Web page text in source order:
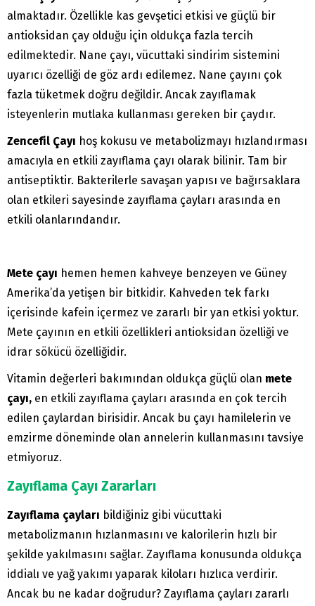
almaktadır. Özellikle kas gevşetici etkisi ve güçlü bir
antioksidan çay olduğu için oldukça fazla tercih
edilmektedir. Nane çayı, vücuttaki sindirim sistemini
uyarıcı özelliği de göz ardı edilemez. Nane çayını çok
fazla tüketmek doğru değildir. Ancak zayıflamak
isteyenlerin mutlaka kullanması gereken bir çaydır.
Zencefil Çayı hoş kokusu ve metabolizmayı hızlandırması
amacıyla en etkili zayıflama çayı olarak bilinir. Tam bir
antiseptiktir. Bakterilerle savaşan yapısı ve bağırsaklara
olan etkileri sayesinde zayıflama çayları arasında en
etkili olanlarındandır.
Mete çayı hemen hemen kahveye benzeyen ve Güney
Amerika’da yetişen bir bitkidir. Kahveden tek farkı
içerisinde kafein içermez ve zararlı bir yan etkisi yoktur.
Mete çayının en etkili özellikleri antioksidan özelliği ve
idrar sökücü özelliğidir.
Vitamin değerleri bakımından oldukça güçlü olan mete
çayı, en etkili zayıflama çayları arasında en çok tercih
edilen çaylardan birisidir. Ancak bu çayı hamilelerin ve
emzirme döneminde olan annelerin kullanmasını tavsiye
etmiyoruz.
Zayıflama Çayı Zararları
Zayıflama çayları bildiğiniz gibi vücuttaki
metabolizmanın hızlanmasını ve kalorilerin hızlı bir
şekilde yakılmasını sağlar. Zayıflama konusunda oldukça
iddialı ve yağ yakımı yaparak kiloları hızlıca verdirir.
Ancak bu ne kadar doğrudur? Zayıflama çayları zararlı